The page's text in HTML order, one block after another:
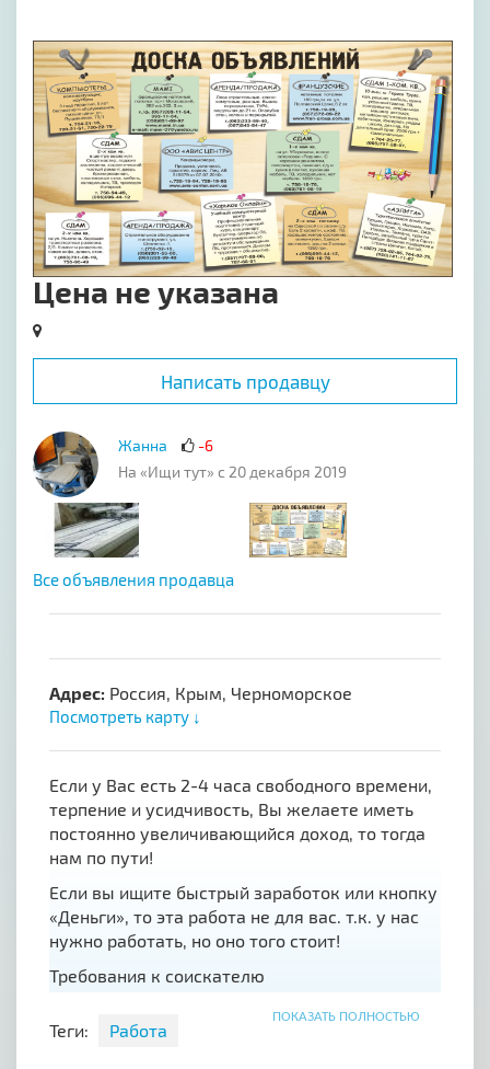
Цена не указана
Написать продавцу
Жанна
-6
На «Ищи тут» с 20 декабря 2019
Все объявления продавца
Адрес: Россия, Крым, Черноморское
Посмотреть карту ↓
Если у Вас есть 2-4 часа свободного времени,
терпение и усидчивость, Вы желаете иметь
постоянно увеличивающийся доход, то тогда
нам по пути!
Если вы ищите быстрый заработок или кнопку
«Деньги», то эта работа не для вас. т.к. у нас
нужно работать, но оно того стоит!
Требования к соискателю
ПОКАЗАТЬ ПОЛНОСТЬЮ
Теги: Работа